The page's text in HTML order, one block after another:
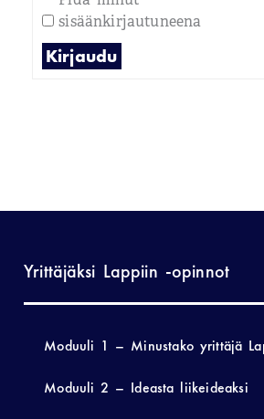
sisäänkirjautuneena
Kirjaudu
Yrittäjäksi Lappiin -opinnot
Moduuli 1 – Minustako yrittäjä
Moduuli 2 – Ideasta liikeideaksi